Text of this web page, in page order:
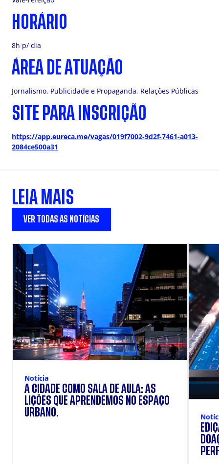
HORÁRIO
8h p/ dia
ÁREA DE ATUAÇÃO
Jornalismo, Publicidade e Propaganda, Relações Públicas
SITE PARA INSCRIÇÃO
https://app.eureca.me/vagas/019f7002-9d2f-7461-a013-
2084ce500a31
LEIA MAIS
VER TODAS AS NOTÍCIAS
Notícia
A CIDADE COMO SALA DE AULA: AS
LIÇÕES QUE APRENDEMOS NO ESPAÇO
URBANO.